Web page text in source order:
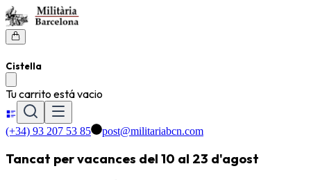
Cistella
Tu carrito está vacio
(+34) 93 207 53 85 post@militariabcn.com
Tancat per vacances del 10 al 23 d'agost